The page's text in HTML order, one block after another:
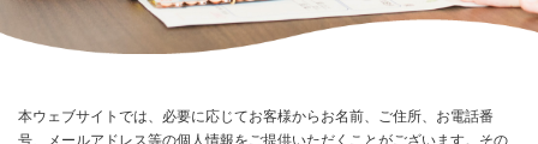
本ウェブサイトでは、必要に応じてお客様からお名前、ご住所、お電話番
号、メールアドレス等の個人情報をご提供いただくことがございます。その